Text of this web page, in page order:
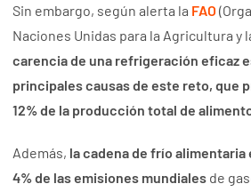
Sin embargo, según alerta la FAO
Naciones Unidas para la Agricultura y
carencia de una refrigeración eficaz
principales causas de este reto, que
12% de la producción total de
Además, la cadena de frío alimentaria
4% de las emisiones mundiales de